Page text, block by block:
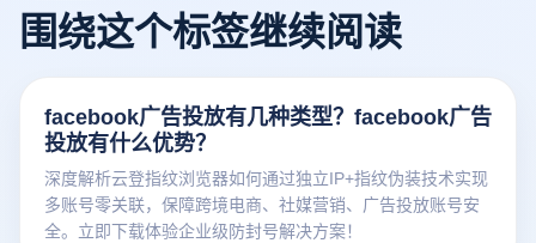
围绕这个标签继续阅读
facebook广告投放有几种类型？facebook广告
投放有什么优势？
深度解析云登指纹浏览器如何通过独立IP+指纹伪装技术实现
多账号零关联，保障跨境电商、社媒营销、广告投放账号安
全。立即下载体验企业级防封号解决方案！